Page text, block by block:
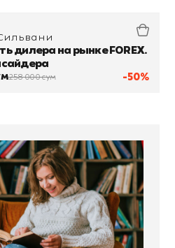
-50%
дилера на рынке FOREX.
258 000 сум